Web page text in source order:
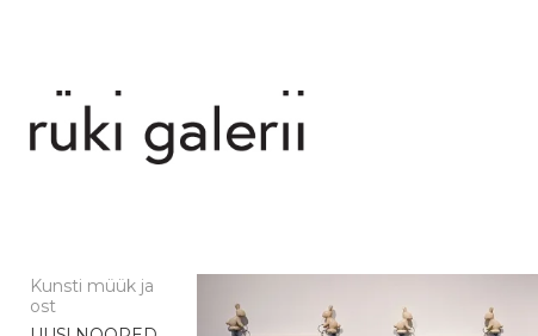
Kunsti müük ja
ost